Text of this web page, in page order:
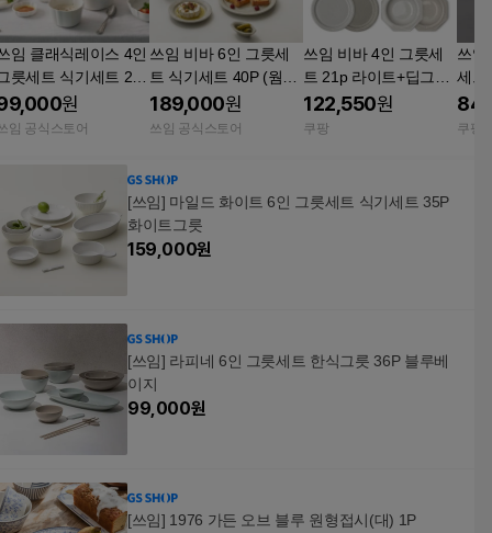
임 클래식레이스 4인
릇세트 식기세트 25
화이트 그릇세트
원
임 공식스토어
쓰임 비바 6인 그릇세
트 식기세트 40P (웜그
레이) 스톤웨어 신혼 집
들이 그릇세트
189,000원
쓰임 공식스토어
쓰임 비바 4인 그릇세
트 21p 라이트+딥그레
이 신혼 식기 홈세트 한
식기 공기 대접 접시
122,550원
쿠팡
쓰임
쿠팡
[쓰임] 마일드 화이트 6인 그릇세트 식기세트 35P
화이트그릇
159,000원
[쓰임] 라피네 6인 그릇세트 한식그릇 36P 블루베
이지
99,000원
[쓰임] 1976 가든 오브 블루 원형접시(대) 1P